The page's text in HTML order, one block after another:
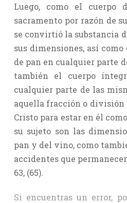
Luego, como el cuerpo
sacramento por razón de
se convirtió la substancia
sus dimensiones, así como
de pan en cualquier parte
también el cuerpo
cualquier parte de las
aquella fracción o división
Cristo para estar en él
su sujeto son las
pan y del vino, como
accidentes que
63, (65).
Si encuentras un error,